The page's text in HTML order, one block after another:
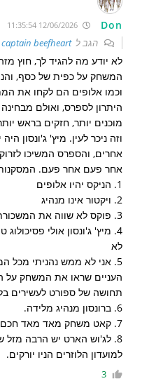
Don
הגב לcaptain beefheart
לא יודע מה להגיד לך, חוץ
המשחק על כפית של כסף,
וכמו אלופים הם לקחו את
היתרון לספרס, ואולם
מוכנים יותר, חזקים בראש
וזה ניכר לעין. מיץ' ג'ונסון
אחרים, והספרס המשיכו
אחר פעם אחר פעם.
1. הניקס יהיו אלופים
2. ויקטור אינו מנהיג
3. פוקס לא שווה את המשכורת שלו
4. מיץ' ג'ונסון אולי
לא
5. אני לא ממש נהניתי מכל
העניים שראו את המשחק על
תחושה של ספורט לעשירים
6. ברונסון מנהיג מלידה.
7. קאט משחק מאד מאד חכם.
8. לג'וש הארט יש הרבה מזל
למועדון הלוזרים הניו יורקים.
3